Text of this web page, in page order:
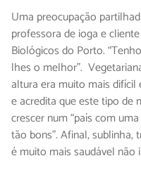
Uma preocupação
professora de ioga e
Biológicos do Porto.
lhes o melhor”.
altura era muito mais difícil
e acredita que este tipo de
crescer num “país com
tão bons”. Afinal, sublinha,
é muito mais saudável não